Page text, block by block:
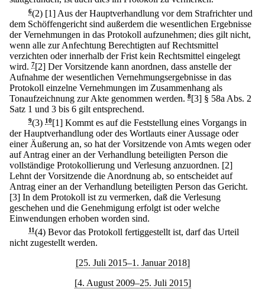
6(2) [1] Aus der Hauptverhandlung vor dem Strafrichter und
dem Schöffengericht sind außerdem die wesentlichen Ergebnisse
der Vernehmungen in das Protokoll aufzunehmen; dies gilt nicht,
wenn alle zur Anfechtung Berechtigten auf Rechtsmittel
verzichten oder innerhalb der Frist kein Rechtsmittel eingelegt
wird. 7[2] Der Vorsitzende kann anordnen, dass anstelle der
Aufnahme der wesentlichen Vernehmungsergebnisse in das
Protokoll einzelne Vernehmungen im Zusammenhang als
Tonaufzeichnung zur Akte genommen werden. 8[3] § 58a Abs. 2
Satz 1 und 3 bis 6 gilt entsprechend.
9(3) 10[1] Kommt es auf die Feststellung eines Vorgangs in
der Hauptverhandlung oder des Wortlauts einer Aussage oder
einer Äußerung an, so hat der Vorsitzende von Amts wegen oder
auf Antrag einer an der Verhandlung beteiligten Person die
vollständige Protokollierung und Verlesung anzuordnen. [2]
Lehnt der Vorsitzende die Anordnung ab, so entscheidet auf
Antrag einer an der Verhandlung beteiligten Person das Gericht.
[3] In dem Protokoll ist zu vermerken, daß die Verlesung
geschehen und die Genehmigung erfolgt ist oder welche
Einwendungen erhoben worden sind.
11 (4) Bevor das Protokoll fertiggestellt ist, darf das Urteil
nicht zugestellt werden.
[25. Juli 2015–1. Januar 2018]
[4. August 2009–25. Juli 2015]